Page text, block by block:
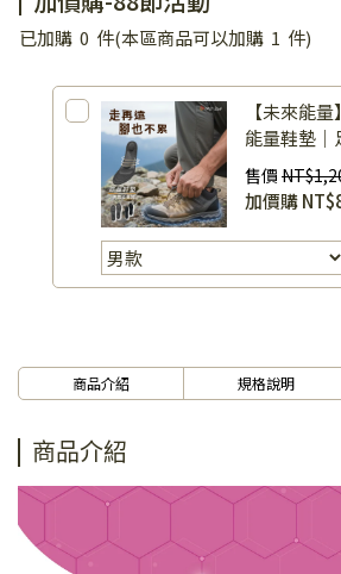
已加購 0 件(本區商品可以加購 1 件)
【未來能
能量鞋墊｜
足底壓力｜
臭（可裁剪
售價
加價購
商品介紹 規格說明
商品介紹